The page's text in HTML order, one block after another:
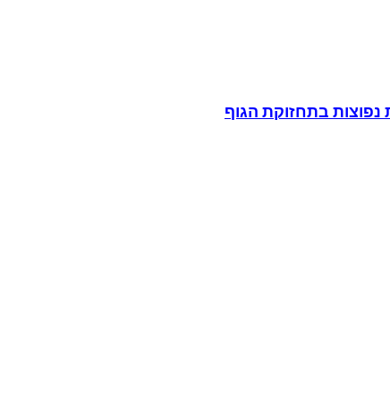
נפוצות בתחזוקת הגוף